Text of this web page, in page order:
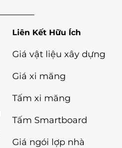
Liên Kết Hữu Ích
Giá vật liệu xây dựng
Giá xi măng
Tấm xi măng
Tấm Smartboard
Giá ngói lợp nhà